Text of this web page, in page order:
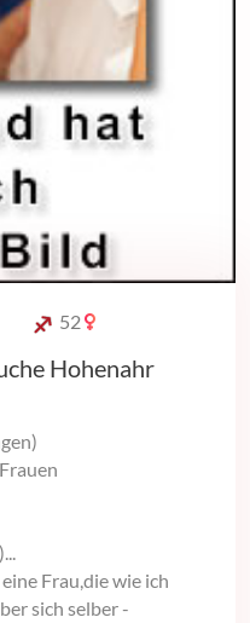
52
Hohenahr
Frauen
Frau,die wie ich
sich selber -